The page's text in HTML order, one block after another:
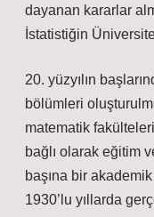
dayanan kararlar
İstatistiğin
20. yüzyılın
bölümleri
matematik
bağlı olarak eğitim
başına bir
1930’lu yıllarda